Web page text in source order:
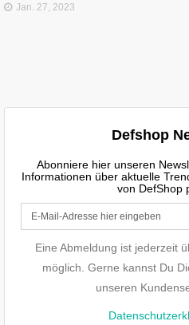
Jan. 27, 2023
Defshop
Abonniere hier unseren
Informationen über aktuelle
von DefShop
Eine Abmeldung ist jederzeit
möglich. Gerne kannst Du
unseren